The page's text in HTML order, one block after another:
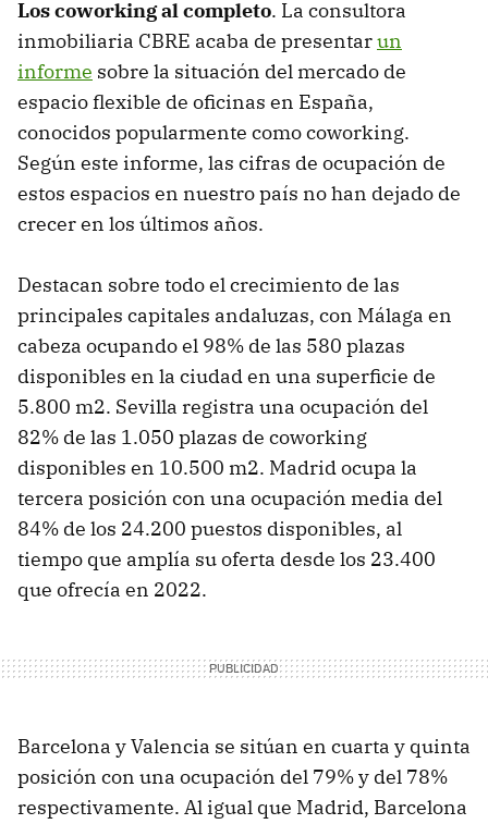
Los coworking al completo. La consultora
inmobiliaria CBRE acaba de presentarun
informe sobre la situación del mercado de
espacio flexible de oficinas en España,
conocidos popularmente como coworking.
Según este informe, las cifras de ocupación de
estos espacios en nuestro país no han dejado de
crecer en los últimos años.
Destacan sobre todo el crecimiento de las
principales capitales andaluzas, con Málaga en
cabeza ocupando el 98% de las 580 plazas
disponibles en la ciudad en una superficie de
5.800 m2. Sevilla registra una ocupación del
82% de las 1.050 plazas de coworking
disponibles en 10.500 m2. Madrid ocupa la
tercera posición con una ocupación media del
84% de los 24.200 puestos disponibles, al
tiempo que amplía su oferta desde los 23.400
que ofrecía en 2022.
Barcelona y Valencia se sitúan en cuarta y quinta
posición con una ocupación del 79% y del 78%
respectivamente. Al igual que Madrid, Barcelona